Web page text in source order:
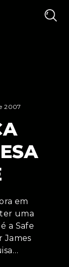
2007
em
uma
a Safe
James